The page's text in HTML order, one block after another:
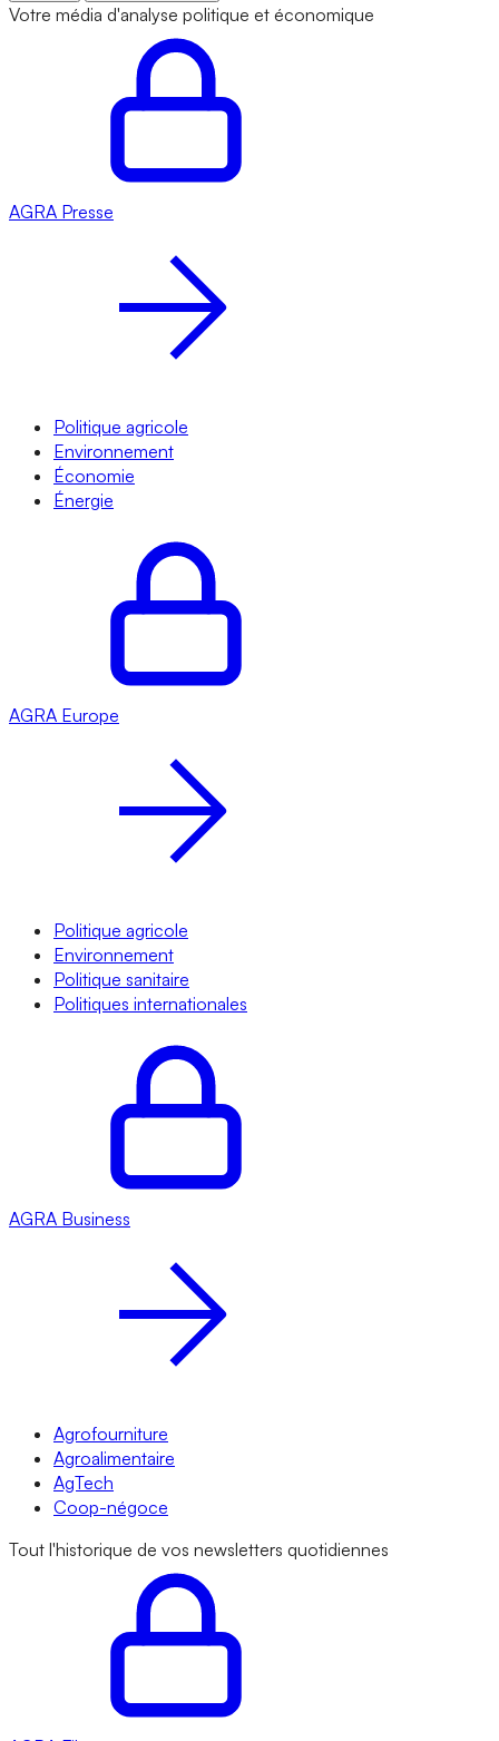
Votre média d'analyse politique et économique
AGRA Presse
Politique agricole
Environnement
Économie
Énergie
AGRA Europe
Politique agricole
Environnement
Politique sanitaire
Politiques internationales
AGRA Business
Agrofourniture
Agroalimentaire
AgTech
Coop-négoce
Tout l'historique de vos newsletters quotidiennes